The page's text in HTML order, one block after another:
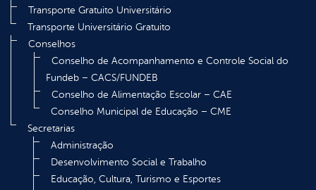
Transporte Gratuito Universitário
Transporte Universitário Gratuito
Conselhos
Conselho de Acompanhamento e Controle Social do
Fundeb – CACS/FUNDEB
Conselho de Alimentação Escolar – CAE
Conselho Municipal de Educação – CME
Secretarias
Administração
Desenvolvimento Social e Trabalho
Educação, Cultura, Turismo e Esportes